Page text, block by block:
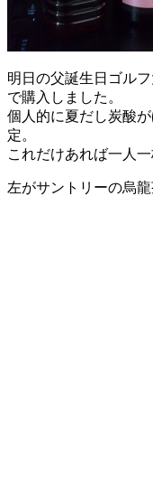
明日の父誕生日ゴル
で購入しました。
個人的に夏だし炭酸
定。
これだけあれば一人一
左がサントリーの烏